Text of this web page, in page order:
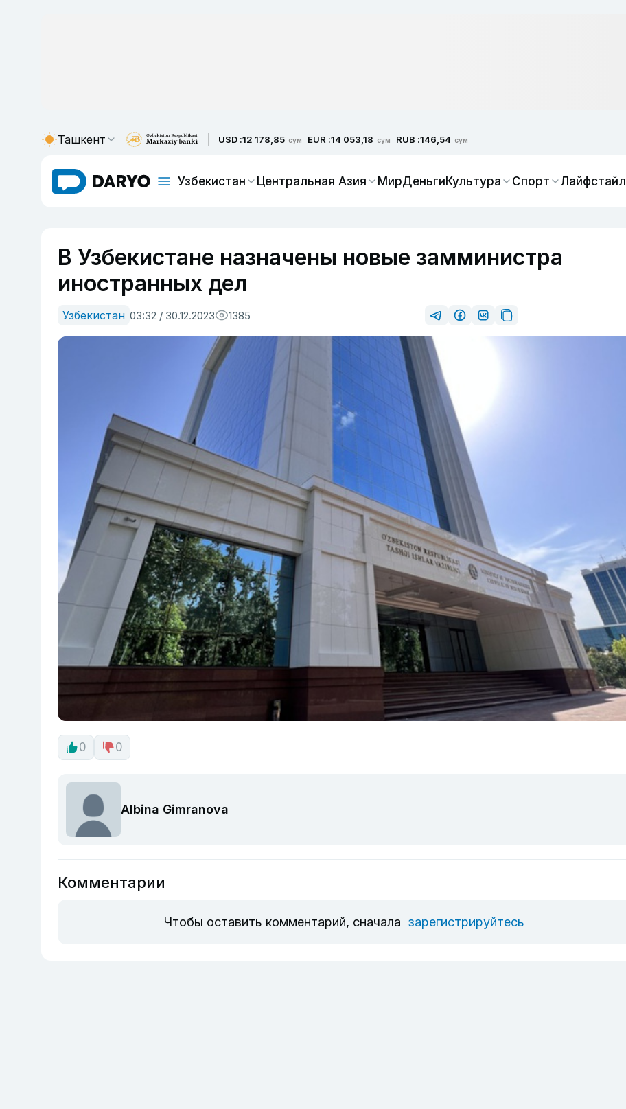
Ташкент USD :12 178,85 сум EUR :14 053,18 сум RUB :146,54 сум
Узбекистан Центральная Азия МирДеньгиКультура Спорт Лайфстайл
В Узбекистане назначены новые замминистра
иностранных дел
Узбекистан 03:32 / 30.12.2023 1385
0 0
Albina Gimranova
Комментарии
Чтобы оставить комментарий, сначала зарегистрируйтесь